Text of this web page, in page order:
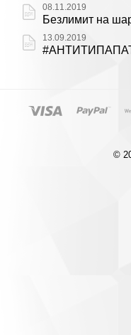
08.11.2019
Безлимит на
13.09.2019
©